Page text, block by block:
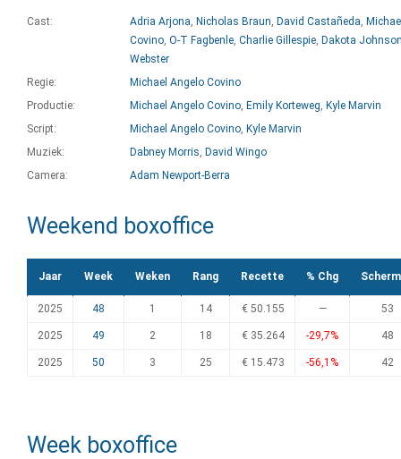
Cast: Adria Arjona, Nicholas Braun, David Castañeda,
Covino, O-T Fagbenle, Charlie Gillespie, Dakota
Webster
Regie:
Michael Angelo Covino
Productie:
Michael Angelo Covino, Emily Korteweg, Kyle Marvin
Script:
Michael Angelo Covino, Kyle Marvin
Muziek:
Dabney Morris, David Wingo
Camera:
Adam Newport-Berra
Weekend boxoffice
Jaar Week Weken Rang Recette % Chg
2025 48 1 14 € 50.155 — 53
2025 49 2 18 € 35.264 -29,7% 48
2025 50 3 25 € 15.473 -56,1% 42
Week boxoffice